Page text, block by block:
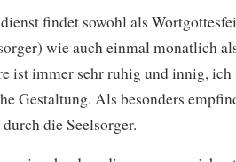
findet sowohl als
wie auch einmal monatlich
ist immer sehr ruhig und innig, ich
Gestaltung. Als besonders
die Seelsorger.